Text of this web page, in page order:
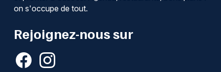
on s'occupe de tout.
Rejoignez-nous sur